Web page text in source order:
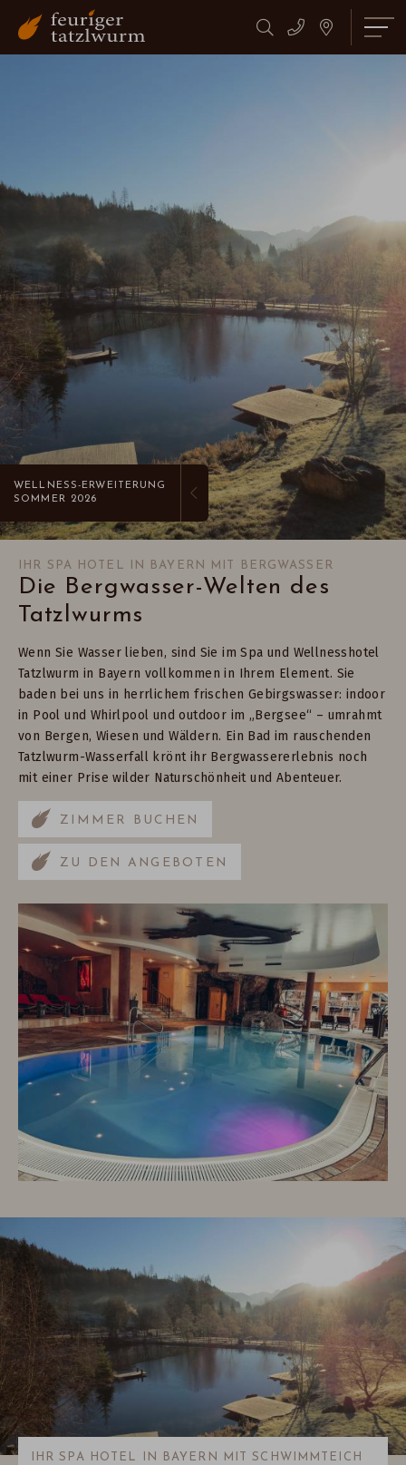
WELLNESS-ERWEITERUNG
SOMMER 2026
IHR SPA HOTEL IN BAYERN MIT BERGWASSER
Die Bergwasser-Welten des
Tatzlwurms
Wenn Sie Wasser lieben, sind Sie im Spa und Wellnesshotel
Tatzlwurm in Bayern vollkommen in Ihrem Element. Sie
baden bei uns in herrlichem frischen Gebirgswasser: indoor
in Pool und Whirlpool und outdoor im „Bergsee“ – umrahmt
von Bergen, Wiesen und Wäldern. Ein Bad im rauschenden
Tatzlwurm-Wasserfall krönt ihr Bergwassererlebnis noch
mit einer Prise wilder Naturschönheit und Abenteuer.
ZIMMER BUCHEN
ZU DEN ANGEBOTEN
IHR SPA HOTEL IN BAYERN MIT SCHWIMMTEICH